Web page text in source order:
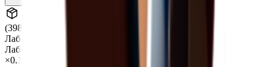
(398.55, 0.68, -75.16)
Лаборатория J
Лаборатория J
×0.17